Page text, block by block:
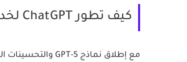
كيف تطور ChatGPT لخدمة المحتوى العربي في 2026؟